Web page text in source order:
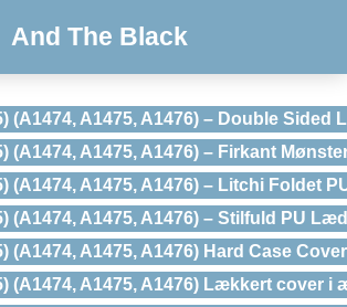
And The Black
(A1474, A1475, A1476) – Double
(A1474, A1475, A1476) – Firkant
(A1474, A1475, A1476) – Litchi Foldet
(A1474, A1475, A1476) – Stilfuld PU
(A1474, A1475, A1476) Hard Case
(A1474, A1475, A1476) Lækkert cover